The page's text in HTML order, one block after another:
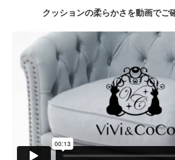
クッションの柔らかさを動画でご